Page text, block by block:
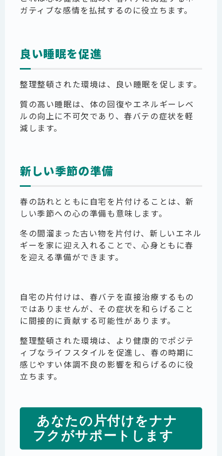
ガティブな感情を払拭するのに役立ちます。
良い睡眠を促進
整理整頓された環境は、良い睡眠を促します。
質の高い睡眠は、体の回復やエネルギーレベ
ルの向上に不可欠であり、春バテの症状を軽
減します。
新しい季節の準備
春の訪れとともに自宅を片付けることは、新
しい季節への心の準備も意味します。
冬の間溜まった古い物を片付け、新しいエネル
ギーを家に迎え入れることで、心身ともに春
を迎える準備ができます。
自宅の片付けは、春バテを直接治療するもの
ではありませんが、その症状を和らげること
に間接的に貢献する可能性があります。
整理整頓された環境は、より健康的でポジテ
ィブなライフスタイルを促進し、春の時期に
感じやすい体調不良の影響を和らげるのに役
立ちます。
あなたの片付けをナナ
フクがサポートします